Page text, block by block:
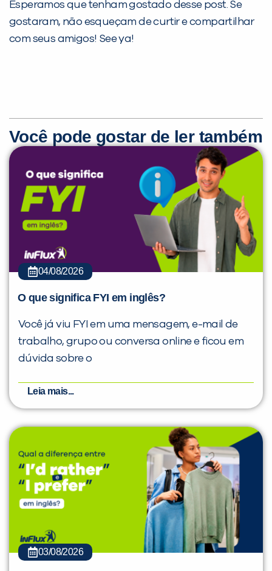
Esperamos que tenham gostado desse post. Se
gostaram, não esqueçam de curtir e compartilhar
com seus amigos! See ya!
Você pode gostar de ler também
04/08/2026
O que significa FYI em inglês?
Você já viu FYI em uma mensagem, e-mail de
trabalho, grupo ou conversa online e ficou em
dúvida sobre o
Leia mais...
03/08/2026